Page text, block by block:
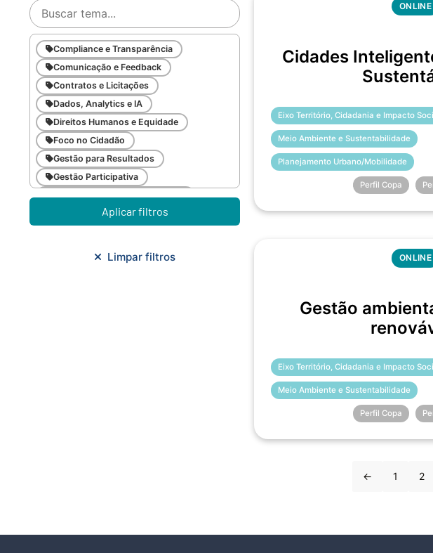
Compliance e Transparência
Comunicação e Feedback
Contratos e Licitações
Dados, Analytics e IA
Direitos Humanos e Equidade
Foco no Cidadão
Gestão para Resultados
Gestão Participativa
Inovação e Gestão da Mudança
Inteligência Emocional
Meio Ambiente e Sustentabilidade
Aplicar filtros
Limpar filtros
ONLINE
Cidades
Eixo Território, Cidadania e Impacto
Meio Ambiente e Sustentabilidade
Planejamento Urbano/Mobilidade
Perfil Copa
ONLINE
Gestão
Eixo Território, Cidadania e Impacto
Meio Ambiente e Sustentabilidade
Perfil Copa
← 1 2